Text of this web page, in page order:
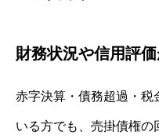
財務状況や信用評
赤字決算・債務超過・税
いる方でも、売掛債権の